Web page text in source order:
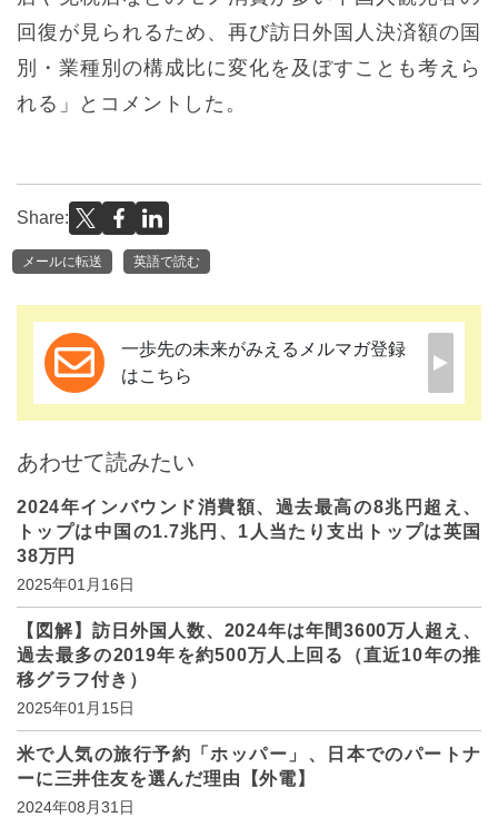
回復が見られるため、再び訪日外国人決済額の国
別・業種別の構成比に変化を及ぼすことも考えら
れる」とコメントした。
Share:
メールに転送 英語で読む
一歩先の未来がみえるメルマガ登録
はこちら
あわせて読みたい
2024年インバウンド消費額、過去最高の8兆円超え、
トップは中国の1.7兆円、1人当たり支出トップは英国
38万円
2025年01月16日
【図解】訪日外国人数、2024年は年間3600万人超え、
過去最多の2019年を約500万人上回る（直近10年の推
移グラフ付き）
2025年01月15日
米で人気の旅行予約「ホッパー」、日本でのパートナ
ーに三井住友を選んだ理由【外電】
2024年08月31日